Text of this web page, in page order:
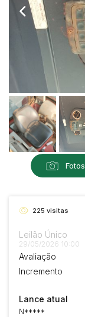
Fotos
225 visitas
Leilão Único
29/05/2026 10:00
Avaliação
Incremento
Lance atual
N*****